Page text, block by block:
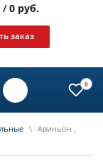
/ 0 руб.
заказ
0
\ Авиньон ,